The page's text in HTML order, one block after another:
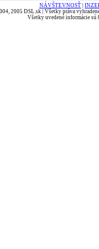
NÁVŠTEVNOSŤ
2005 DSL.sk | Všetky práva
Všetky uvedené informácie sú